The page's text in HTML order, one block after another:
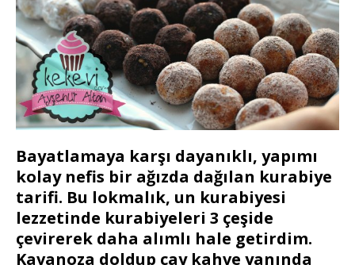
Bayatlamaya karşı dayanıklı, yapımı
kolay nefis bir ağızda dağılan kurabiye
tarifi. Bu lokmalık, un kurabiyesi
lezzetinde kurabiyeleri 3 çeşide
çevirerek daha alımlı hale getirdim.
Kavanoza doldup çay kahve yanında